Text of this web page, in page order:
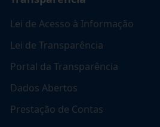
Lei de Acesso à Informação
Lei de Transparência
Portal da Transparência
Dados Abertos
Prestação de Contas